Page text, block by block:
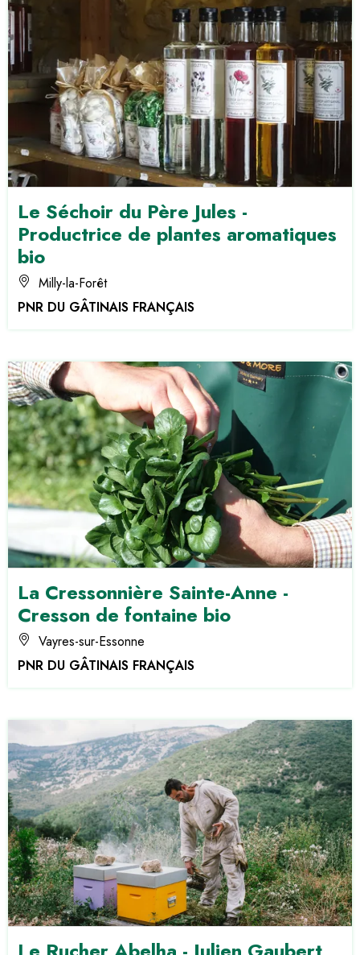
Le Séchoir du Père Jules -
Productrice de plantes aromatiques
bio
Milly-la-Forêt
PNR DU GÂTINAIS FRANÇAIS
La Cressonnière Sainte-Anne -
Cresson de fontaine bio
Vayres-sur-Essonne
PNR DU GÂTINAIS FRANÇAIS